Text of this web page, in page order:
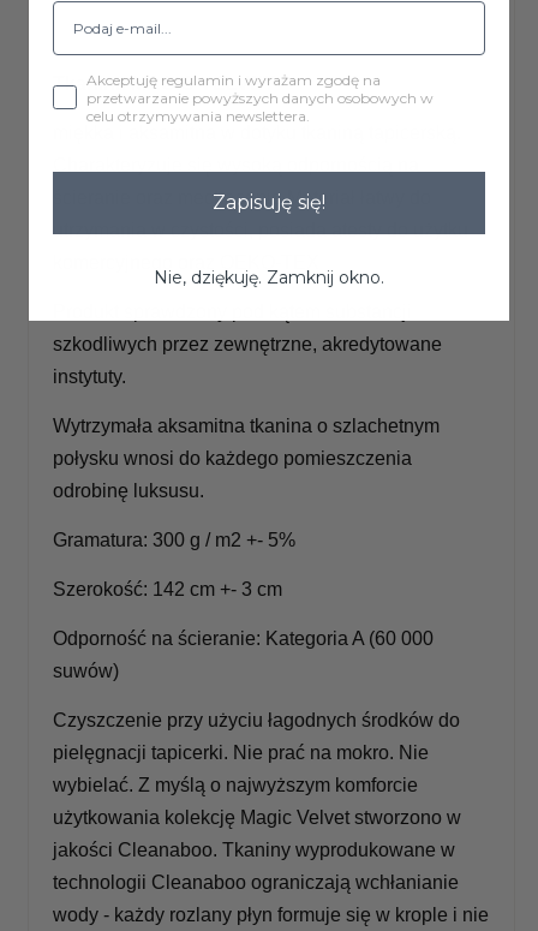
Tkanina MAGIC VELVET
ścieranie oraz mechacenie.Materiał łatwy do
utrzymania w czystości, posiada atesty do użytku
szkodliwych przez zewnętrzne, akredytowane
instytuty.
Wytrzymała aksamitna tkanina o szlachetnym
połysku wnosi do każdego pomieszczenia
odrobinę luksusu.
Gramatura: 300 g / m2 +- 5%
Szerokość: 142 cm +- 3 cm
Odporność na ścieranie: Kategoria A (60 000
suwów)
Czyszczenie przy użyciu łagodnych środków do
pielęgnacji tapicerki. Nie prać na mokro. Nie
wybielać. Z myślą o najwyższym komforcie
użytkowania kolekcję Magic Velvet stworzono w
jakości Cleanaboo. Tkaniny wyprodukowane w
technologii Cleanaboo ograniczają wchłanianie
wody - każdy rozlany płyn formuje się w krople i nie
Akceptuję regulamin i wyrażam zgodę na
przetwarzanie powyższych danych osobowych w
celu otrzymywania newslettera.
Zapisuję się!
Nie, dziękuję. Zamknij okno.